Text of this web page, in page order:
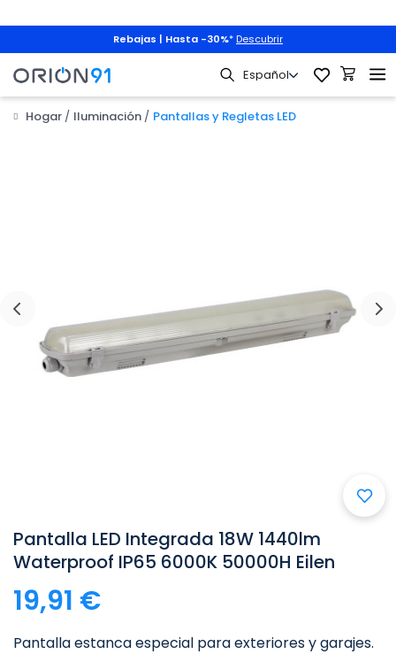
Rebajas | Hasta -30%* Descubrir
Hogar Iluminación Pantallas y Regletas LED
Pantalla LED Integrada 18W 1440lm
Waterproof IP65 6000K 50000H Eilen
19,91 €
Pantalla estanca especial para exteriores y garajes.